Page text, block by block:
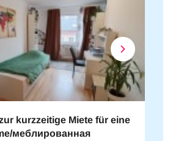
kurzzeitige Miete für eine
меблированная